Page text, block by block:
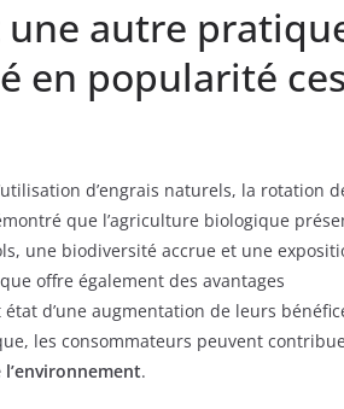
une autre
en popularité ces
d’engrais naturels, la rotation
que l’agriculture biologique
une biodiversité accrue et une
offre également des avantages
d’une augmentation de leurs
les consommateurs peuvent
.